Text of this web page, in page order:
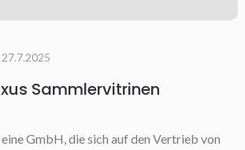
27.7.2025
Sammlervitrinen
GmbH, die sich auf den Vertrieb von